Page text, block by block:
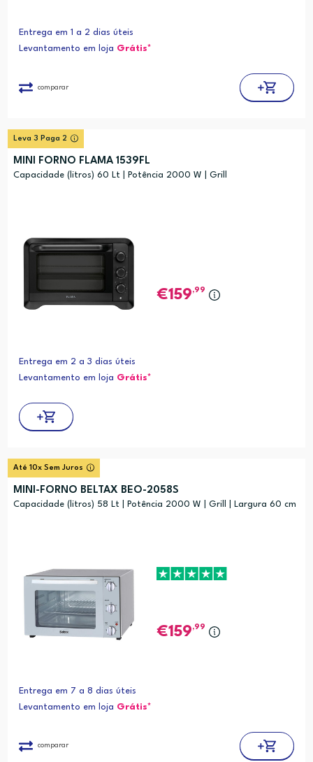
Entrega em 1 a 2 dias úteis
Levantamento em loja Grátis*
comparar
Leva 3 Paga 2
MINI FORNO FLAMA 1539FL
Capacidade (litros) 60 Lt | Potência 2000 W | Grill
159,99
Entrega em 2 a 3 dias úteis
Levantamento em loja Grátis*
Até 10x Sem Juros
MINI-FORNO BELTAX BEO-2058S
Capacidade (litros) 58 Lt | Potência 2000 W | Grill | Largura 60 cm
159,99
Entrega em 7 a 8 dias úteis
Levantamento em loja Grátis*
comparar